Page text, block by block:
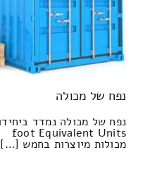
נפח של מכולה
foot Equivalent Units
מכולות מיוצרות בחמש […]